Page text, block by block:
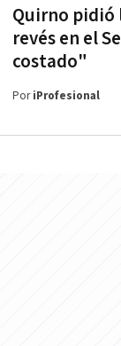
Quirno pidió
revés en el
costado"
PoriProfesional